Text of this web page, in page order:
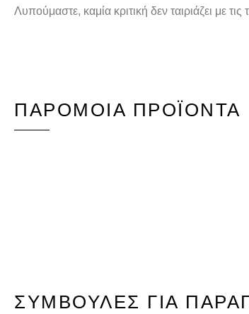
Λυπούμαστε, καμία κριτική δεν ταιριάζει με
ΠΑΡΌΜΟΙΑ ΠΡΟΪΌΝΤΑ
ΣΥΜΒΟΥΛΈΣ ΓΙΑ